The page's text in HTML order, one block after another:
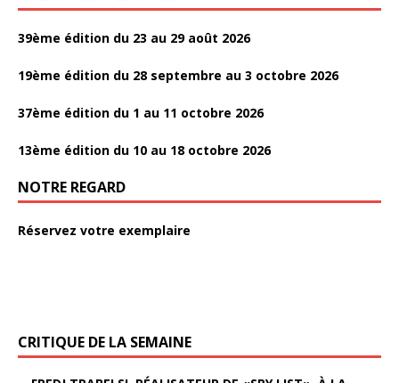
39ème édition du 23 au 29 août 2026
19ème édition du 28 septembre au 3 octobre 2026
37ème édition du 1 au 11 octobre 2026
13ème édition du 10 au 18 octobre 2026
NOTRE REGARD
Réservez votre exemplaire
CRITIQUE DE LA SEMAINE